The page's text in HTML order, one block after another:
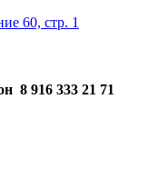
60, стр. 1
8 916 333 21 71